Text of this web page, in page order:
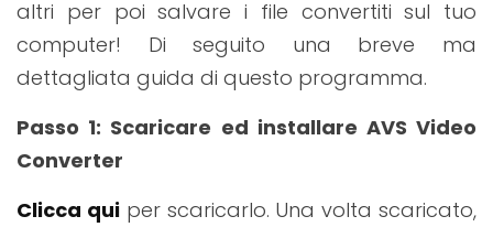
altri per poi salvare i file convertiti sul tuo
computer! Di seguito una breve ma
dettagliata guida di questo programma.
Passo 1: Scaricare ed installare AVS Video
Converter
Clicca qui per scaricarlo. Una volta scaricato,